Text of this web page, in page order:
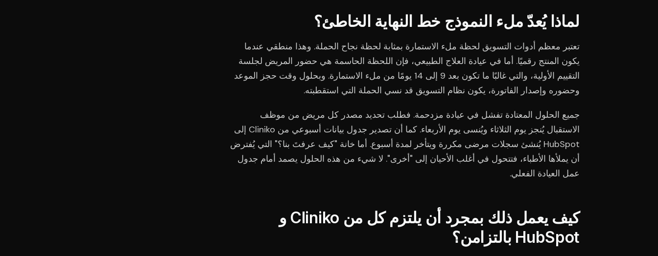
لماذا يُعدّ ملء النموذج خط النهاية الخاطئ؟
تعتبر معظم أدوات التسويق لحظة ملء الاستمارة بمثابة لحظة نجاح الحملة. وهذا منطقي عندما
يكون المنتج رقميًا. أما في عيادة العلاج الطبيعي، فإن اللحظة الحاسمة هي حضور المريض لجلسة
التقييم الأولية، والتي غالبًا ما تكون بعد 9 إلى 14 يومًا من ملء الاستمارة. وبحلول وقت حجز الموعد
وحضوره وإصدار الفاتورة، يكون نظام التسويق قد نسي الحملة التي استقطبته.
جميع الحلول المعتادة تفشل في عيادة مزدحمة. فطلب تحديد مصدر كل مريض من موظف
الاستقبال يُنجز يوم الثلاثاء ويُنسى يوم الأربعاء. كما أن تصدير جدول بيانات أسبوعي من Cliniko إلى
HubSpot يُنشئ سجلات مرضى مكررة ويتأخر لمدة أسبوع. أما خانة "كيف عرفتَ بنا؟" التي يُفترض
أن يملأها الأطباء، فتتحول في أغلب الأحيان إلى "أخرى". لا شيء من هذه الحلول يصمد أمام جدول
عمل العيادة الفعلي.
كيف يعمل ذلك بمجرد أن يلتزم كل من Cliniko و
HubSpot بالتزامن؟